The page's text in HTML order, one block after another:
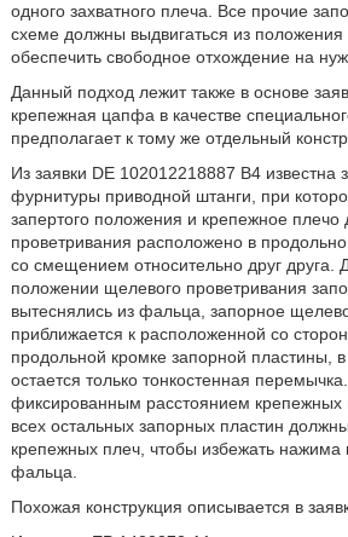
одного захватного плеча. Все прочие
схеме должны выдвигаться из положения
обеспечить свободное отхождение на
Данный подход лежит также в основе
крепежная цапфа в качестве
предполагает к тому же отдельный
Из заявки DE 102012218887 В4 известна
фурнитуры приводной штанги, при
запертого положения и крепежное плечо
проветривания расположено в
со смещением относительно друг друга.
положении щелевого проветривания
вытеснялись из фальца, запорное
приближается к расположенной со
продольной кромке запорной пластины, в
остается только тонкостенная
фиксированным расстоянием
всех остальных запорных пластин
крепежных плеч, чтобы избежать нажима
фальца.
Похожая конструкция описывается в